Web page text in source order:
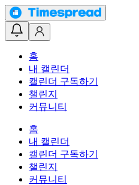
홈
내 캘린더
캘린더 구독하기
챌린지
커뮤니티
홈
내 캘린더
캘린더 구독하기
챌린지
커뮤니티